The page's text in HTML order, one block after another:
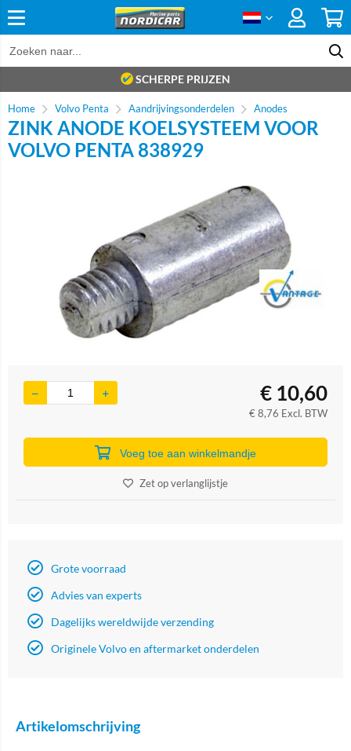
SCHERPE PRIJZEN
Home Volvo Penta Aandrijvingsonderdelen Anodes
ZINK ANODE KOELSYSTEEM VOOR
VOLVO PENTA 838929
Brand
€ 10,60
€8,76 Excl. BTW
Voeg toe aan winkelmandje
Zet op verlanglijstje
Grote voorraad
Advies van experts
Dagelijks wereldwijde verzending
Originele Volvo en aftermarket onderdelen
Artikelomschrijving